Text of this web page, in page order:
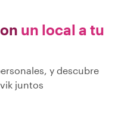
un local a tu
y descubre
juntos